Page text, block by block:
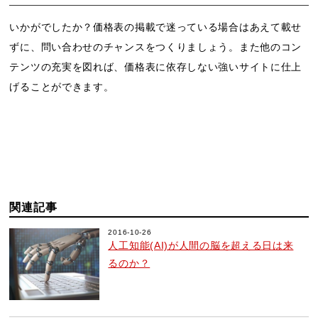
いかがでしたか？価格表の掲載で迷っている場合はあえて載せ
ずに、問い合わせのチャンスをつくりましょう。また他のコン
テンツの充実を図れば、価格表に依存しない強いサイトに仕上
げることができます。
関連記事
2016-10-26
人工知能(AI)が人間の脳を超える日は来
るのか？